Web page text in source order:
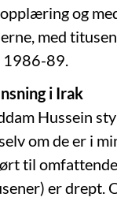
og
med
1986-89.
i Irak
Hussein
om de er i
til
er drept.